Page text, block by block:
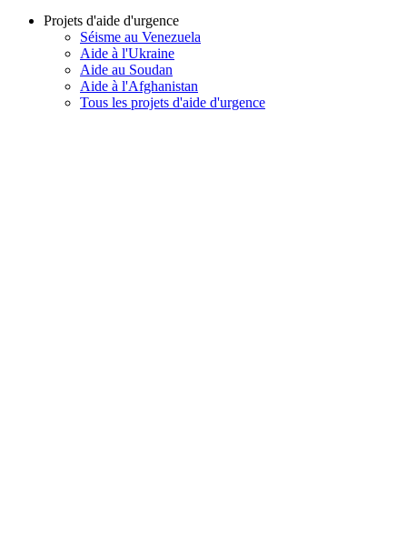
Projets d'aide d'urgence
Séisme au Venezuela
Aide à l'Ukraine
Aide au Soudan
Aide à l'Afghanistan
Tous les projets d'aide d'urgence